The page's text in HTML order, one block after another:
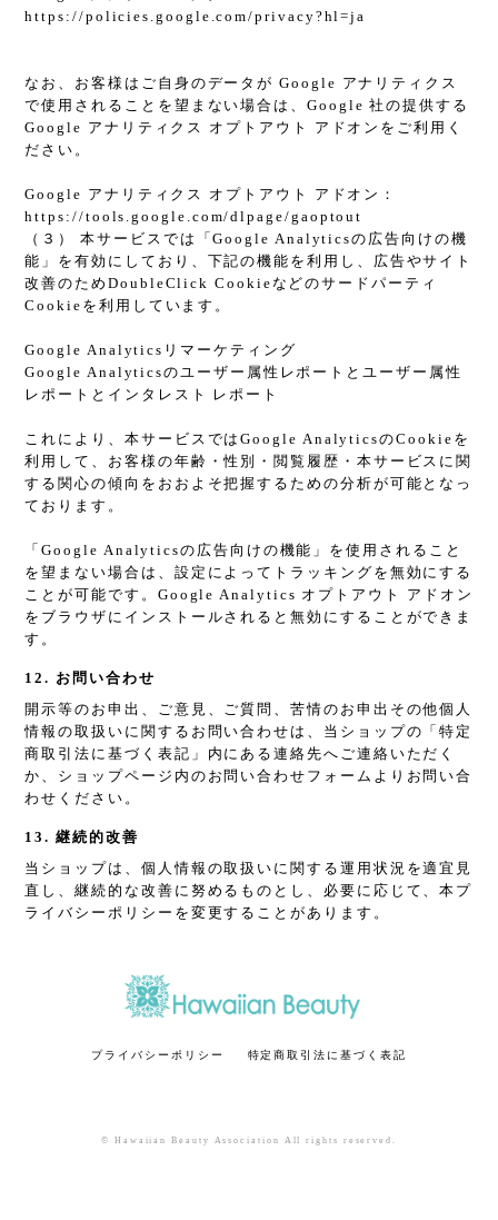
https://policies.google.com/privacy?hl=ja
なお、お客様はご自身のデータが Google アナリティクス
で使用されることを望まない場合は、Google 社の提供する
Google アナリティクス オプトアウト アドオンをご利用く
ださい。
Google アナリティクス オプトアウト アドオン：
https://tools.google.com/dlpage/gaoptout
（３） 本サービスでは「Google Analyticsの広告向けの機
能」を有効にしており、下記の機能を利用し、広告やサイト
改善のためDoubleClick Cookieなどのサードパーティ
Cookieを利用しています。
Google Analyticsリマーケティング
Google Analyticsのユーザー属性レポートとユーザー属性
レポートとインタレスト レポート
これにより、本サービスではGoogle AnalyticsのCookieを
利用して、お客様の年齢・性別・閲覧履歴・本サービスに関
する関心の傾向をおおよそ把握するための分析が可能となっ
ております。
「Google Analyticsの広告向けの機能」を使用されること
を望まない場合は、設定によってトラッキングを無効にする
ことが可能です。Google Analytics オプトアウト アドオン
をブラウザにインストールされると無効にすることができま
す。
12. お問い合わせ
開示等のお申出、ご意見、ご質問、苦情のお申出その他個人
情報の取扱いに関するお問い合わせは、当ショップの「特定
商取引法に基づく表記」内にある連絡先へご連絡いただく
か、ショップページ内のお問い合わせフォームよりお問い合
わせください。
13. 継続的改善
当ショップは、個人情報の取扱いに関する運用状況を適宜見
直し、継続的な改善に努めるものとし、必要に応じて、本プ
ライバシーポリシーを変更することがあります。
プライバシーポリシー 特定商取引法に基づく表記
© Hawaiian Beauty Association All rights reserved.